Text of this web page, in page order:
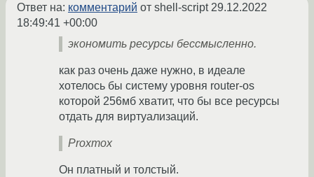
Ответ на: комментарий от shell-script29.12.2022
18:49:41 +00:00
экономить ресурсы бессмысленно.
как раз очень даже нужно, в идеале
хотелось бы систему уровня router-os
которой 256мб хватит, что бы все ресурсы
отдать для виртуализаций.
Proxmox
Он платный и толстый.